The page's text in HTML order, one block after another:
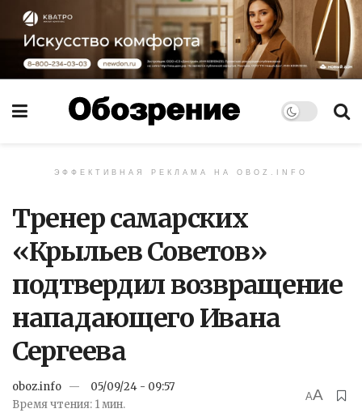
ЭФФЕКТИВНАЯ РЕКЛАМА НА OBOZ.INFO
Тренер самарских
«Крыльев Советов»
подтвердил возвращение
нападающего Ивана
Сергеева
oboz.info
05/09/24 - 09:57
Время чтения: 1 мин.
AA